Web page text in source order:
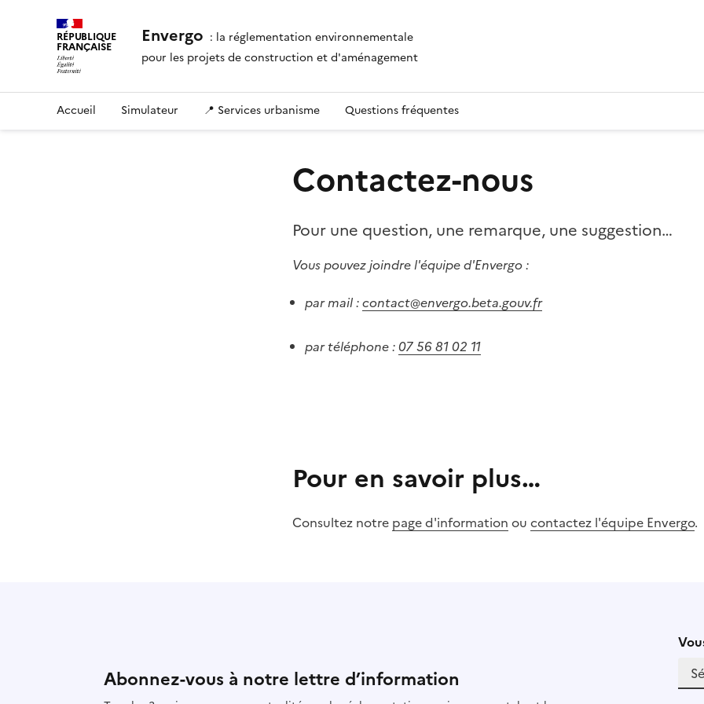
RÉPUBLIQUE
FRANÇAISE Envergo : la réglementation environnementale
pour les projets de construction et d'aménagement
Accueil Simulateur 📍 Services urbanisme Questions fréquentes
Contactez-nous
Pour une question, une remarque, une suggestion…
Vous pouvez joindre l'équipe d'Envergo :
par mail :contact@envergo.beta.gouv.fr
par téléphone :07 56 81 02 11
Pour en savoir plus…
Consultez notre page d'information ou contactez l'équipe Envergo.
Abonnez-vous à notre lettre d’information